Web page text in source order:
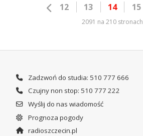
12 13 14 15
2091 na 210 stronach
Zadzwoń do studia: 510 777 666
Czujny non stop: 510 777 222
Wyślij do nas wiadomość
Prognoza pogody
radioszczecin.pl